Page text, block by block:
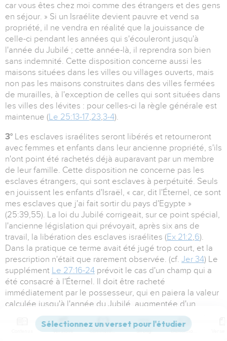
car vous êtes chez moi comme des étrangers et des gens
en séjour. » Si un Israélite devient pauvre et vend sa
propriété, il ne vendra en réalité que la jouissance de
celle-ci pendant les années qui s'écouleront jusqu'à
l'année du Jubilé ; cette année-là, il reprendra son bien
sans indemnité. Cette disposition concerne aussi les
maisons situées dans les villes ou villages ouverts, mais
non pas les maisons construites dans des villes fermées
de murailles, à l'exception de celles qui sont situées dans
les villes des lévites : pour celles-ci la règle générale est
maintenue (Le 25:13-17,23,3-4).
3° Les esclaves israélites seront libérés et retourneront
avec femmes et enfants dans leur ancienne propriété, s'ils
n'ont point été rachetés déjà auparavant par un membre
de leur famille. Cette disposition ne concerne pas les
esclaves étrangers, qui sont esclaves à perpétuité. Seuls
en jouissent les enfants d'Israël, « car, dit l'Éternel, ce sont
mes esclaves que j'ai fait sortir du pays d'Egypte »
(25:39,55). La loi du Jubilé corrigeait, sur ce point spécial,
l'ancienne législation qui prévoyait, après six ans de
travail, la libération des esclaves israélites (Ex 21:2,6).
Dans la pratique ce terme avait été jugé trop court, et la
prescription n'était que rarement observée. (cf. Jer 34) Le
supplément Le 27:16-24 prévoit le cas d'un champ qui a
été consacré à l'Éternel. Il doit être racheté
immédiatement par le possesseur, qui en paiera la valeur
calculée jusqu'à l'année du Jubilé, augmentée d'un
cinquième ; si le propriétaire ne le rachète pas et que le
champ soit vendu, l'acquéreur en sortira l'année du Jubilé,
Versions Commentaires Strong